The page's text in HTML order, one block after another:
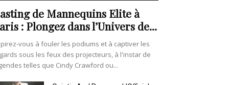
de Mannequins Elite à
: Plongez dans l’Univers de...
vous à fouler les podiums et à captiver les
sous les feux des projecteurs, à l'instar de
telles que Cindy Crawford ou...